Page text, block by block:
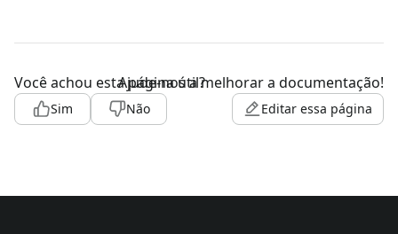
Você achou esta página útil?
Sim Não
Ajude-nos a melhorar a documentação!
Editar essa página